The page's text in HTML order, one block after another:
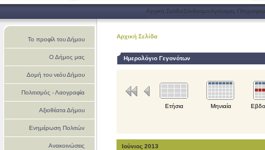
Αρχική ΣελίδαΣύνδεσμοιΧρήσιμες
Το προφίλ του Δήμου
Ο Δήμος μας
Δομή του νεόυ Δήμου
Πολιτισμός - Λαογραφία
Αξιοθέατα Δήμου
Ενημέρωση Πολιτών
Ανακοινώσεις
Αρχική Σελίδα
Ημερολόγιο Γεγονότων
Ετήσια Μηνιαία
Ιούνιος 2013